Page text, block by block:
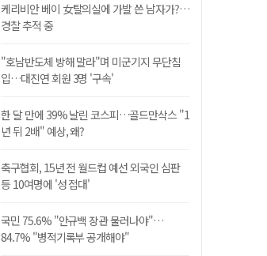
케리비안 베이 女탈의실에 가발 쓴 남자가?…
경찰 추적 중
"호남반도체 방해 말라"며 미군기지 무단침
입…대진연 회원 3명 '구속'
한 달 만에 39% 날린 코스피…골드만삭스 "1
년 뒤 2배" 예상, 왜?
축구협회, 15년 전 월드컵 예선 외국인 심판
등 10여명에 '성 접대'
국민 75.6% "안규백 장관 물러나야"…
84.7% "병적기록부 공개해야"